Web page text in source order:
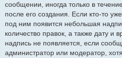
сообщении, иногда только в
после его создания. Если кто-то
под ним появится небольшая
количество правок, а также дату и
надпись не появляется, если
администратор или модератор,